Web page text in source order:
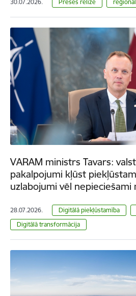
30.07.2026. Preses relīze
VARAM ministrs Tavars:
pakalpojumi kļūst
uzlabojumi vēl
28.07.2026. Digitālā piekļūstamība
Digitālā transformācija